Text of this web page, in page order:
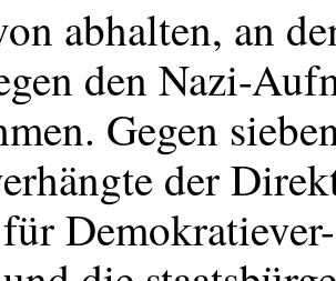
abhalten, an
den Nazi-
Gegen
der
Demokratiever-